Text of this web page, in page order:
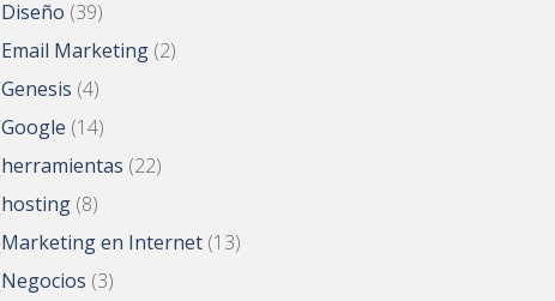
Diseño (39)
Email Marketing (2)
Genesis (4)
Google (14)
herramientas (22)
hosting (8)
Marketing en Internet (13)
Negocios (3)